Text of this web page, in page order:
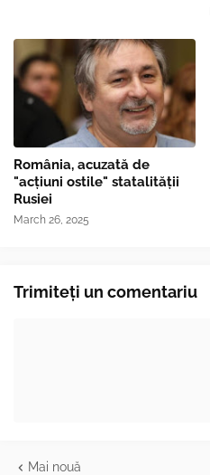
România, acuzată de
"acțiuni ostile" statalității
Rusiei
March 26, 2025
Trimiteți un comentariu
Mai nouă